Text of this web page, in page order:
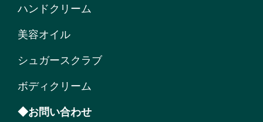
ハンドクリーム
美容オイル
シュガースクラブ
ボディクリーム
◆お問い合わせ